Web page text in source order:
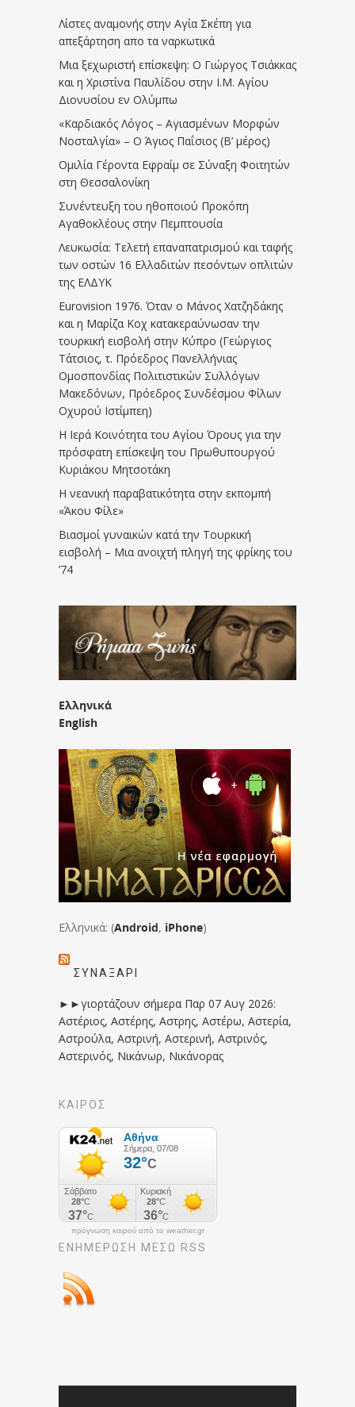
Λίστες αναμονής στην Αγία Σκέπη για
απεξάρτηση απο τα ναρκωτικά
Μια ξεχωριστή επίσκεψη: Ο Γιώργος Τσιάκκας
και η Χριστίνα Παυλίδου στην Ι.Μ. Αγίου
Διονυσίου εν Ολύμπω
«Καρδιακός Λόγος – Αγιασμένων Μορφών
Νοσταλγία» – Ο Άγιος Παΐσιος (Β’ μέρος)
Ομιλία Γέροντα Εφραίμ σε Σύναξη Φοιτητών
στη Θεσσαλονίκη
Συνέντευξη του ηθοποιού Προκόπη
Αγαθοκλέους στην Πεμπτουσία
Λευκωσία: Τελετή επαναπατρισμού και ταφής
των οστών 16 Ελλαδιτών πεσόντων οπλιτών
της ΕΛΔΥΚ
Eurovision 1976. Όταν ο Μάνος Χατζηδάκης
και η Μαρίζα Κοχ κατακεραύνωσαν την
τουρκική εισβολή στην Κύπρο (Γεώργιος
Τάτσιος, τ. Πρόεδρος Πανελλήνιας
Ομοσπονδίας Πολιτιστικών Συλλόγων
Μακεδόνων, Πρόεδρος Συνδέσμου Φίλων
Οχυρού Ιστίμπεη)
Η Ιερά Κοινότητα του Αγίου Όρους για την
πρόσφατη επίσκεψη του Πρωθυπουργού
Κυριάκου Μητσοτάκη
Η νεανική παραβατικότητα στην εκπομπή
«Άκου Φίλε»
Βιασμοί γυναικών κατά την Τουρκική
εισβολή – Μια ανοιχτή πληγή της φρίκης του
’74
Ελληνικά
English
Ελληνικά: (Android, iPhone)
ΣΥΝΑΞΆΡΙ
►►γιορτάζουν σήμερα Παρ 07 Αυγ 2026:
Αστέριος, Αστέρης, Αστρης, Αστέρω, Αστερία,
Αστρούλα, Αστρινή, Αστερινή, Αστρινός,
Αστερινός, Νικάνωρ, Νικάνορας
ΚΑΙΡΟΣ
πρόγνωση καιρού από το weather.gr
ΕΝΗΜΈΡΩΣΉ ΜΕΣΩ RSS